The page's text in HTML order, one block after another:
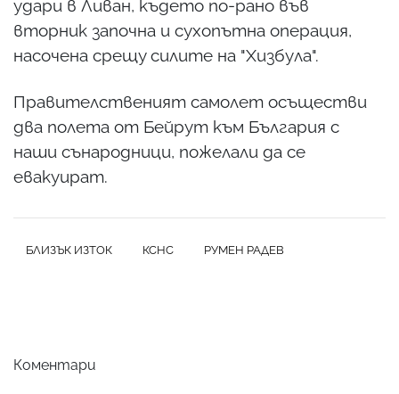
удари в Ливан, където по-рано във
вторник започна и сухопътна операция,
насочена срещу силите на "Хизбула".
Правителственият самолет осъществи
два полета от Бейрут към България с
наши сънародници, пожелали да се
евакуират.
БЛИЗЪК ИЗТОК КСНС РУМЕН РАДЕВ
Коментари